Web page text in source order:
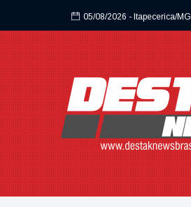
05/08/2026
- Itapecerica/MG